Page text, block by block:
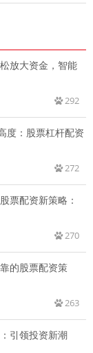
放大资金，智能
292
度：股票杠杆配资
272
票配资新策略：
270
的股票配资策
263
引领投资新潮